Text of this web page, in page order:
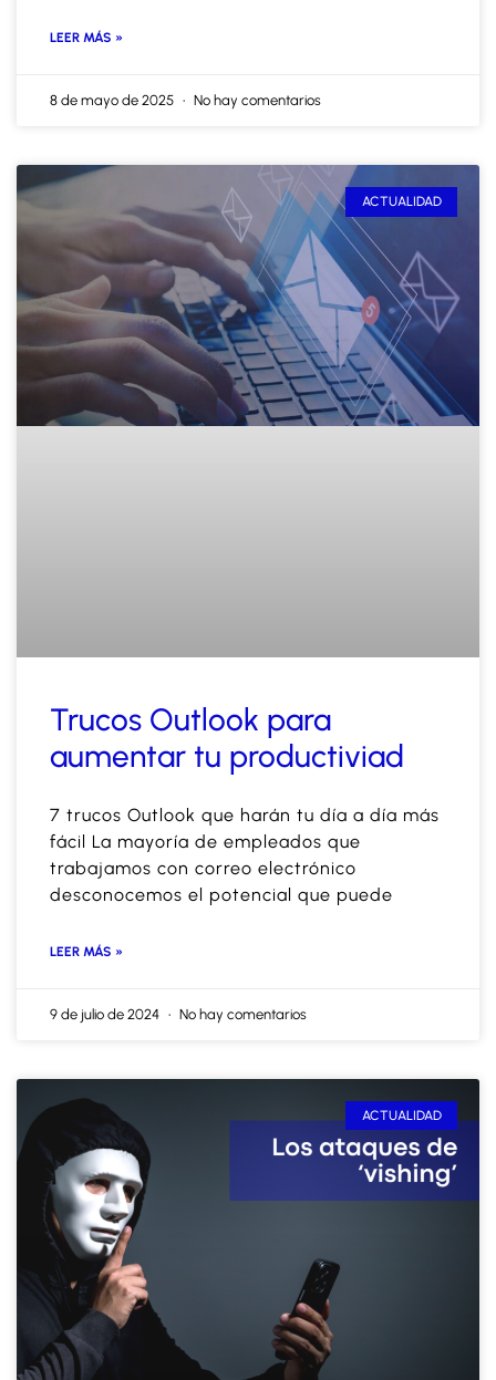
LEER MÁS »
8 de mayo de 2025 No hay comentarios
ACTUALIDAD
Trucos Outlook para
aumentar tu productiviad
7 trucos Outlook que harán tu día a día más
fácil La mayoría de empleados que
trabajamos con correo electrónico
desconocemos el potencial que puede
LEER MÁS »
9 de julio de 2024 No hay comentarios
ACTUALIDAD